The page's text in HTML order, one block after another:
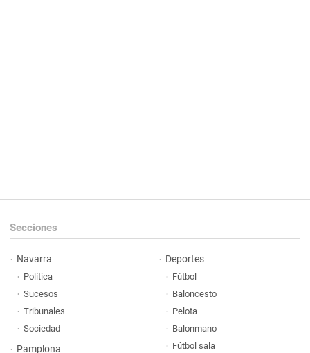
Secciones
Navarra
Política
Sucesos
Tribunales
Sociedad
Pamplona
Deportes
Fútbol
Baloncesto
Pelota
Balonmano
Fútbol sala